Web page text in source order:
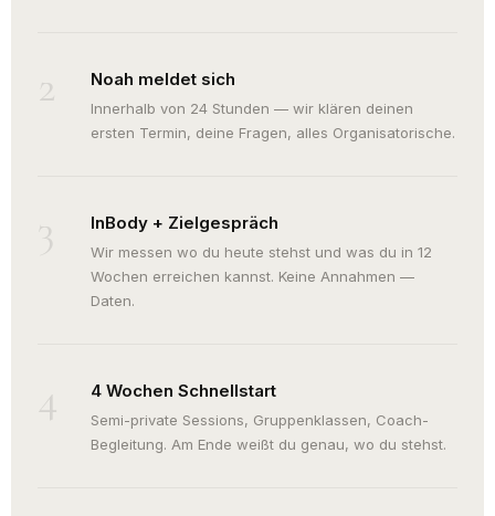
2 Noah meldet sich
Innerhalb von 24 Stunden — wir klären deinen
ersten Termin, deine Fragen, alles Organisatorische.
3 InBody + Zielgespräch
Wir messen wo du heute stehst und was du in 12
Wochen erreichen kannst. Keine Annahmen —
Daten.
4 4 Wochen Schnellstart
Semi-private Sessions, Gruppenklassen, Coach-
Begleitung. Am Ende weißt du genau, wo du stehst.